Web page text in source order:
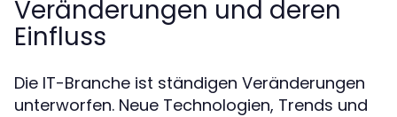
Veränderungen und deren
Einfluss
Die IT-Branche ist ständigen Veränderungen
unterworfen. Neue Technologien, Trends und